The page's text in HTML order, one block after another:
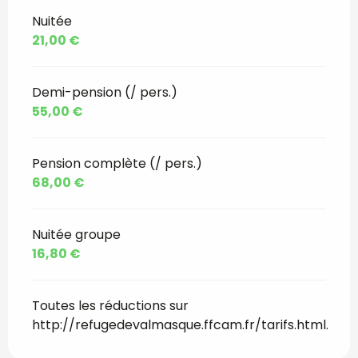
Nuitée
21,00 €
Demi-pension (/ pers.)
55,00 €
Pension complète (/ pers.)
68,00 €
Nuitée groupe
16,80 €
Toutes les réductions sur
http://refugedevalmasque.ffcam.fr/tarifs.html.